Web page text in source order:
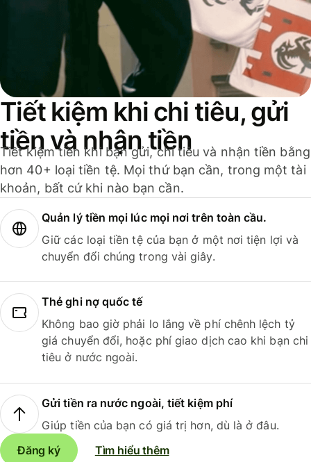
Tiết kiệm khi chi tiêu, gửi
tiền và nhận tiền
Tiết kiệm tiền khi bạn gửi, chi tiêu và nhận tiền bằng
hơn 40+ loại tiền tệ. Mọi thứ bạn cần, trong một tài
khoản, bất cứ khi nào bạn cần.
Quản lý tiền mọi lúc mọi nơi trên toàn cầu.
Giữ các loại tiền tệ của bạn ở một nơi tiện lợi và
chuyển đổi chúng trong vài giây.
Thẻ ghi nợ quốc tế
Không bao giờ phải lo lắng về phí chênh lệch tỷ
giá chuyển đổi, hoặc phí giao dịch cao khi bạn chi
tiêu ở nước ngoài.
Gửi tiền ra nước ngoài, tiết kiệm phí
Giúp tiền của bạn có giá trị hơn, dù là ở đâu.
Đăng ký
Tìm hiểu thêm